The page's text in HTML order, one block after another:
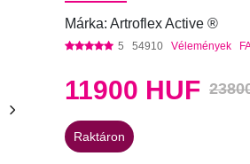
Márka: Artroflex Active ®
5 54910 Vélemények
11900 HUF
Raktáron